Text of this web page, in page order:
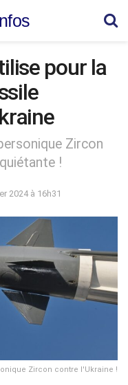
pour la
Zircon
!
2024 à 16h31
Zircon contre l'Ukraine !